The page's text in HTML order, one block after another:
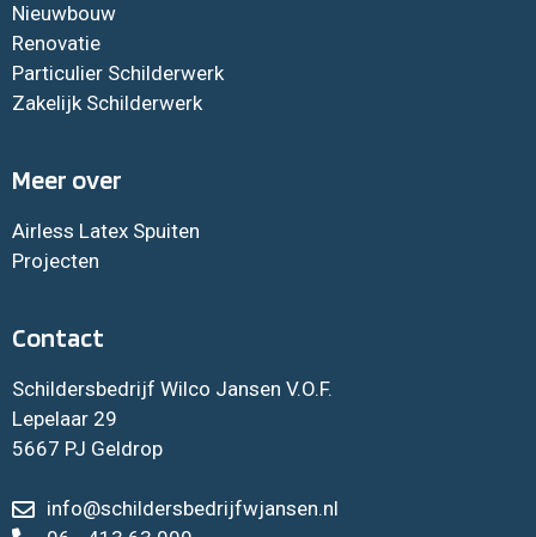
Nieuwbouw
Renovatie
Particulier Schilderwerk
Zakelijk Schilderwerk
Meer over
Airless Latex Spuiten
Projecten
Contact
Schildersbedrijf Wilco Jansen V.O.F.
Lepelaar 29
5667 PJ Geldrop
info@schildersbedrijfwjansen.nl